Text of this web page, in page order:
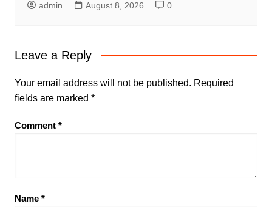
admin August 8, 2026 0
Leave a Reply
Your email address will not be published. Required
fields are marked *
Comment *
Name *